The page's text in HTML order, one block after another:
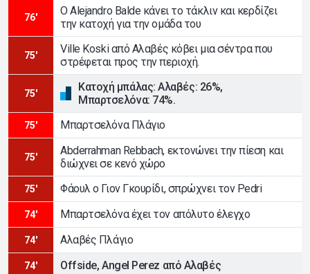
76'
Ο Alejandro Balde κάνει το τάκλιν και κερδίζει
την κατοχή για την ομάδα του
75'
Ville Koski από Αλαβές κόβει μια σέντρα που
στρέφεται προς την περιοχή.
75'
Κατοχή μπάλας: Αλαβές: 26%,
Μπαρτσελόνα: 74%.
75' Μπαρτσελόνα Πλάγιο
75'
Abderrahman Rebbach, εκτονώνει την πίεση και
διώχνει σε κενό χώρο
75' Φάουλ ο Γιον Γκουρίδι, σπρώχνει τον Pedri
74' Μπαρτσελόνα έχει τον απόλυτο έλεγχο
74' Αλαβές Πλάγιο
74' Offside, Angel Perez από Αλαβές